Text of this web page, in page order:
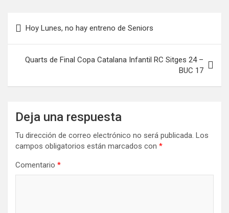
de
entradas
Hoy Lunes, no hay entreno de Seniors
Quarts de Final Copa Catalana Infantil RC Sitges 24 –
BUC 17
Deja una respuesta
Tu dirección de correo electrónico no será publicada. Los
campos obligatorios están marcados con *
Comentario *